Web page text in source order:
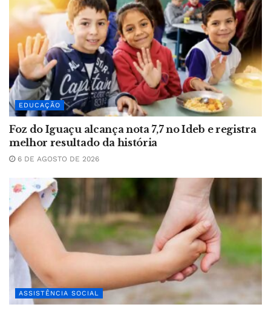
EDUCAÇÃO
Foz do Iguaçu alcança nota 7,7 no Ideb e registra
melhor resultado da história
6 DE AGOSTO DE 2026
ASSISTÊNCIA SOCIAL